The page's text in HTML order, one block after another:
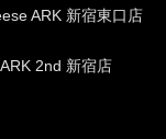
ARK 新宿東口店
2nd 新宿店